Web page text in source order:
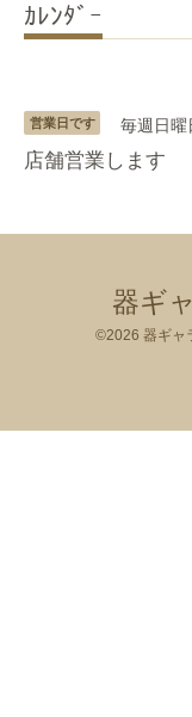
ｶﾚﾝﾀﾞｰ
営業日です 毎週日曜
店舗営業します
器ギ
©2026 器ギ